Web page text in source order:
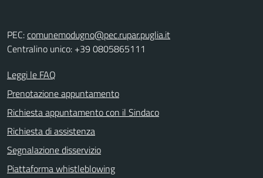
PEC:comunemodugno@pec.rupar.puglia.it
Centralino unico: +39 0805865111
Leggi le FAQ
Prenotazione appuntamento
Richiesta appuntamento con il Sindaco
Richiesta di assistenza
Segnalazione disservizio
Piattaforma whistleblowing